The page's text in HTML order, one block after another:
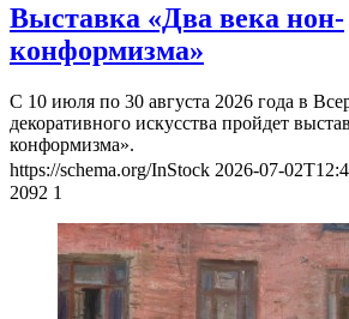
Выставка «Два века нон-
конформизма»
С 10 июля по 30 августа 2026 года в
декоративного искусства пройдет
конформизма».
https://schema.org/InStock 2026-07-
2092 1